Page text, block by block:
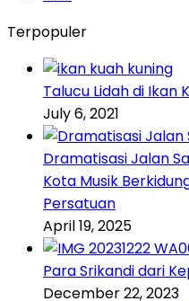
Terpopuler
Talucu Lidah di Ikan
July 6, 2021
Dramatisasi Jalan
Kota Musik
Persatuan
April 19, 2025
Para Srikandi dari
December 22, 2023